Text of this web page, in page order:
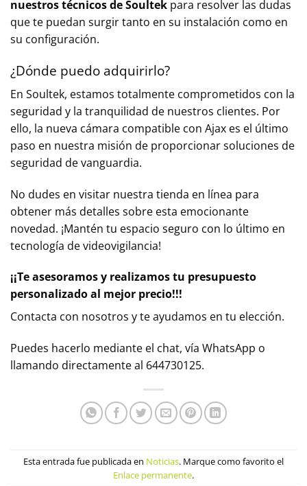
nuestros técnicos de Soultek para resolver las dudas
que te puedan surgir tanto en su instalación como en
su configuración.
¿Dónde puedo adquirirlo?
En Soultek, estamos totalmente comprometidos con la
seguridad y la tranquilidad de nuestros clientes. Por
ello, la nueva cámara compatible con Ajax es el último
paso en nuestra misión de proporcionar soluciones de
seguridad de vanguardia.
No dudes en visitar nuestra tienda en línea para
obtener más detalles sobre esta emocionante
novedad. ¡Mantén tu espacio seguro con lo último en
tecnología de videovigilancia!
¡¡Te asesoramos y realizamos tu presupuesto
personalizado al mejor precio!!!
Contacta con nosotros y te ayudamos en tu elección.
Puedes hacerlo mediante el chat, vía WhatsApp o
llamando directamente al 644730125.
Esta entrada fue publicada en Noticias. Marque como favorito el
Enlace permanente.